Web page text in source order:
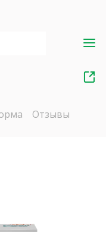
Отзывы